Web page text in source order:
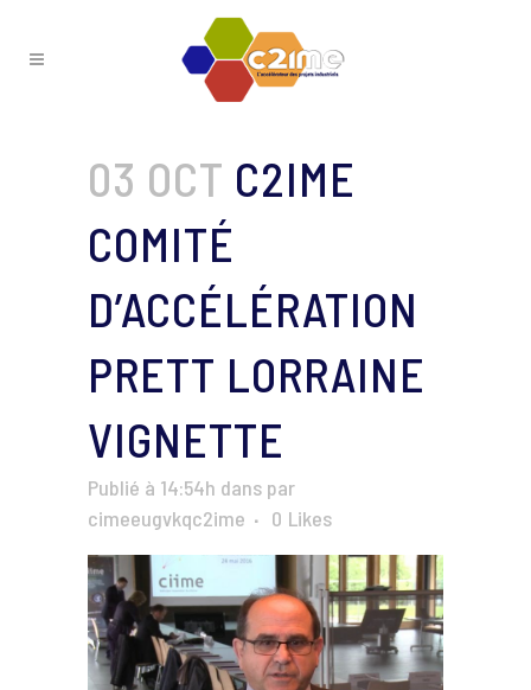
03 OCT C2IME
COMITÉ
D’ACCÉLÉRATION
PRETT LORRAINE
VIGNETTE
Publié à 14:54h dans par
cimeeugvkqc2ime
0 Likes